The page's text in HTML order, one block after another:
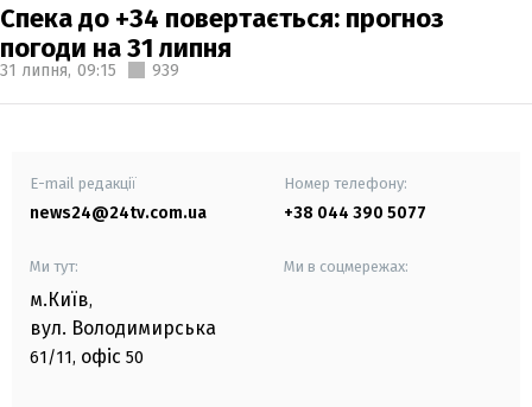
Спека до +34 повертається: прогноз
погоди на 31 липня
31 липня, 09:15 939
E-mail редакції
news24@24tv.com.ua
Номер телефону:
+38 044 390 5077
Ми тут:
м.Київ,
вул. Володимирська
61/11, офіс 50
Ми в соцмережах: